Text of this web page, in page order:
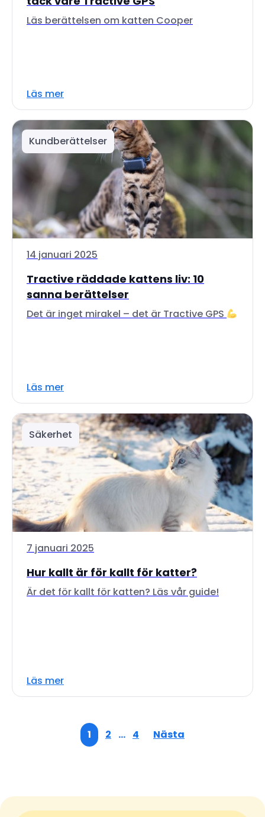
Läs berättelsen om katten Cooper
Läs mer
Kundberättelser
14 januari 2025
Tractive räddade kattens liv: 10
sanna berättelser
Det är inget mirakel – det är Tractive GPS
Läs mer
Säkerhet
7 januari 2025
Hur kallt är för kallt för katter?
Är det för kallt för katten? Läs vår guide!
Läs mer
1 2 … 4 Nästa